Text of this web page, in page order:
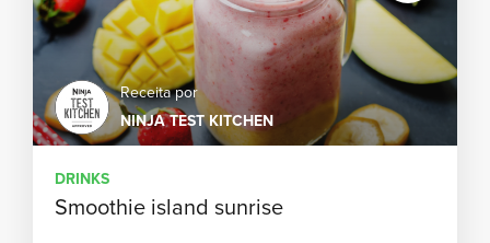
Receita por
NINJA TEST KITCHEN
DRINKS
Smoothie island sunrise